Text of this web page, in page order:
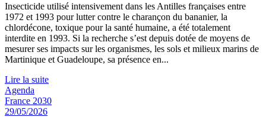
Insecticide utilisé intensivement dans les Antilles françaises entre
1972 et 1993 pour lutter contre le charançon du bananier, la
chlordécone, toxique pour la santé humaine, a été totalement
interdite en 1993. Si la recherche s’est depuis dotée de moyens de
mesurer ses impacts sur les organismes, les sols et milieux marins de
Martinique et Guadeloupe, sa présence en...
Lire la suite
Agenda
France 2030
29/05/2026